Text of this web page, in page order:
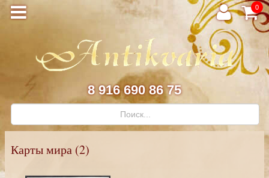
0
8 916 690 86 75
Карты мира (2)